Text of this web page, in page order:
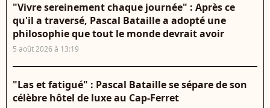
"Vivre sereinement chaque journée" : Après ce
qu'il a traversé, Pascal Bataille a adopté une
philosophie que tout le monde devrait avoir
5 août 2026 à 13:19
"Las et fatigué" : Pascal Bataille se sépare de son
célèbre hôtel de luxe au Cap-Ferret